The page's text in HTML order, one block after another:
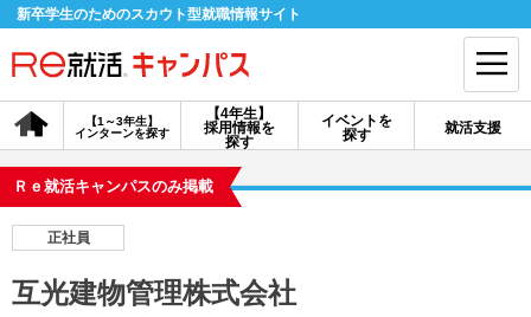
新卒学生のためのスカウト型就職情報サイト
【4年生】
採用情報を
探す
【1～3年生】
インターンを探す
イベントを
探す
就活支援
会員登録 ログイン
探す
Ｒｅ就活キャンパスのみ掲載
正社員
互光建物管理株式会社